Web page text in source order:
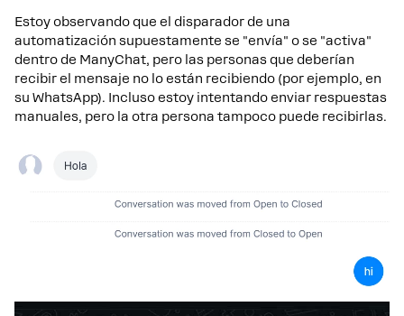
Estoy observando que el disparador de una
automatización supuestamente se "envía" o se "activa"
dentro de ManyChat, pero las personas que deberían
recibir el mensaje no lo están recibiendo (por ejemplo, en
su WhatsApp). Incluso estoy intentando enviar respuestas
manuales, pero la otra persona tampoco puede recibirlas.